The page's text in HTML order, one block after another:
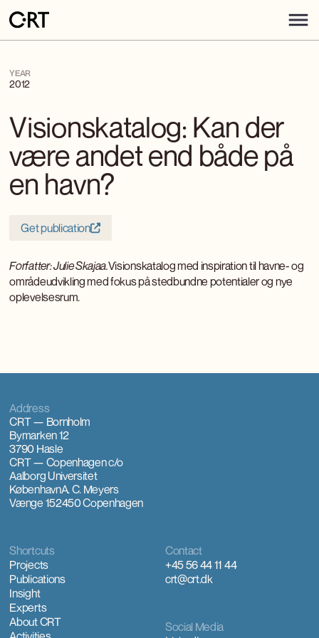
YEAR
2012
Visionskatalog: Kan der
være andet end både på
en havn?
Get publication
Forfatter: Julie Skajaa.Visionskatalog med inspiration til havne- og
områdeudvikling med fokus på stedbundne potentialer og nye
oplevelsesrum.
Contact
+45 56 44 11 44
crt@crt.dk
Shortcuts
Projects
Publications
Insight
Experts
About CRT
Social Media
Address
CRT — Bornholm
Bymarken 12
3790 Hasle
CRT — Copenhagenc/o
Aalborg Universitet
KøbenhavnA. C. Meyers
Vænge 152450 Copenhagen